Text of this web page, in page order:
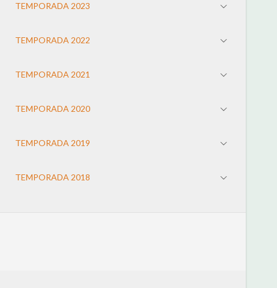
TEMPORADA 2023
TEMPORADA 2022
TEMPORADA 2021
TEMPORADA 2020
TEMPORADA 2019
TEMPORADA 2018